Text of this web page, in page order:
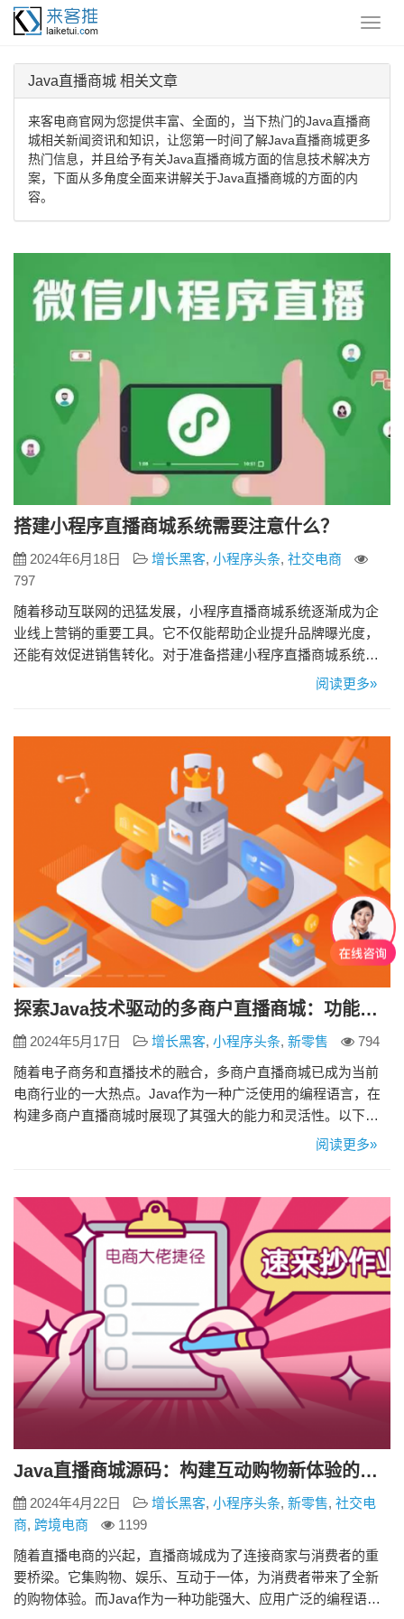
Java直播商城 相关文章
来客电商官网为您提供丰富、全面的，当下热门的Java直播商
城相关新闻资讯和知识，让您第一时间了解Java直播商城更多
热门信息，并且给予有关Java直播商城方面的信息技术解决方
案，下面从多角度全面来讲解关于Java直播商城的方面的内
容。
搭建小程序直播商城系统需要注意什么？
2024年6月18日 增长黑客, 小程序头条, 社交电商
797
随着移动互联网的迅猛发展，小程序直播商城系统逐渐成为企
业线上营销的重要工具。它不仅能帮助企业提升品牌曝光度，
还能有效促进销售转化。对于准备搭建小程序直播商城系统的
企业来说，有一些关键注意事项需要提前了解和准备，以确保
包括目标用户群体的定位、功能需求的明确，以及营销策略的
阅读更多»
探索Java技术驱动的多商户直播商城：功能全面解析
2024年5月17日 增长黑客, 小程序头条, 新零售
794
随着电子商务和直播技术的融合，多商户直播商城已成为当前
电商行业的一大热点。Java作为一种广泛使用的编程语言，在
构建多商户直播商城时展现了其强大的能力和灵活性。以下是
对Java多商户直播商城功能的详细介绍。 1. 多商户管理 Java多
系统。商户可以轻松管理自己的商品信息、库存和促销活动，
实…
阅读更多»
Java直播商城源码：构建互动购物新体验的基石
2024年4月22日 增长黑客, 小程序头条, 新零售, 社交电
商, 跨境电商
1199
随着直播电商的兴起，直播商城成为了连接商家与消费者的重
要桥梁。它集购物、娱乐、互动于一体，为消费者带来了全新
的购物体验。而Java作为一种功能强大、应用广泛的编程语